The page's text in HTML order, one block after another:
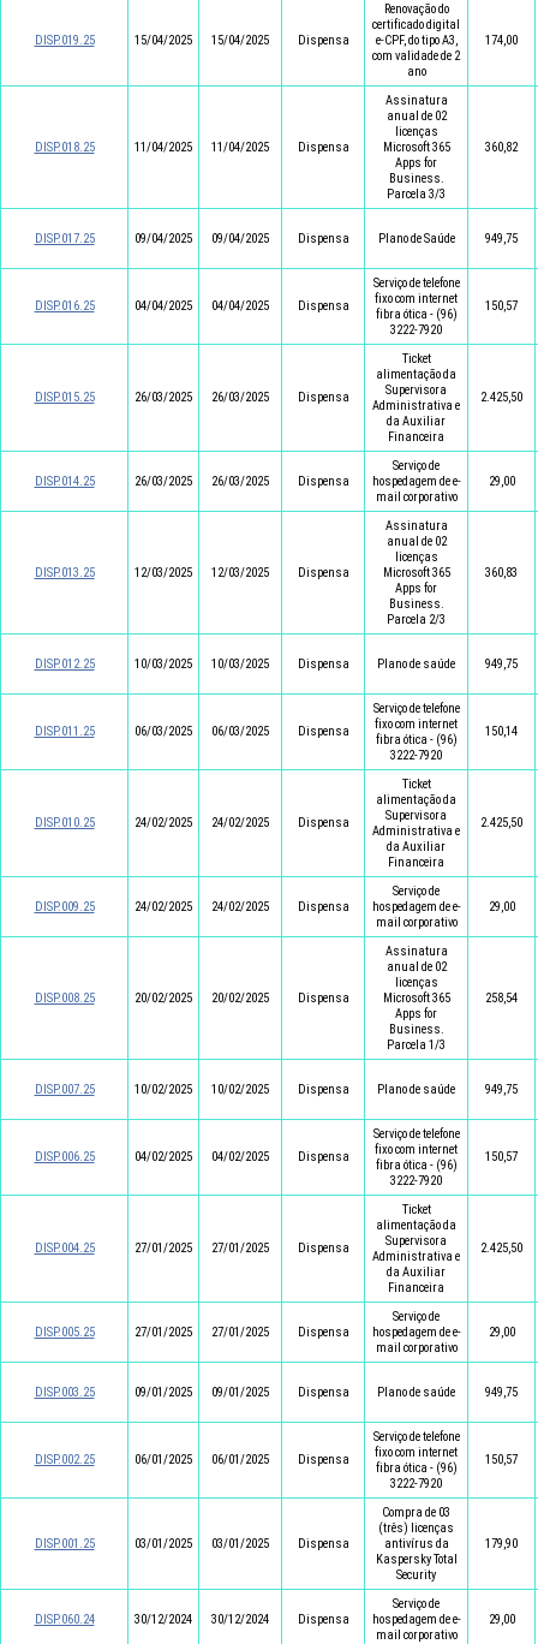
DISP.019.25 15/04/2025 15/04/2025 Dispensa
Renovação do
certificado digital
e-CPF, do tipo A3,
com validade de 2
ano
174,00
DISP.018.25 11/04/2025 11/04/2025 Dispensa
Assinatura
anual de 02
licenças
Microsoft 365
Apps for
Business.
Parcela 3/3
360,82
DISP.017.25 09/04/2025 09/04/2025 Dispensa Plano de Saúde 949,75
DISP.016.25 04/04/2025 04/04/2025 Dispensa
Serviço de telefone
fixo com internet
fibra ótica - (96)
3222-7920
150,57
DISP.015.25 26/03/2025 26/03/2025 Dispensa
Ticket
alimentação da
Supervisora
Administrativa e
da Auxiliar
Financeira
2.425,50
DISP.014.25 26/03/2025 26/03/2025 Dispensa
Serviço de
hospedagem de e-
mail corporativo
29,00
DISP.013.25 12/03/2025 12/03/2025 Dispensa
Assinatura
anual de 02
licenças
Microsoft 365
Apps for
Business.
Parcela 2/3
360,83
DISP.012.25 10/03/2025 10/03/2025 Dispensa Plano de saúde 949,75
DISP.011.25 06/03/2025 06/03/2025 Dispensa
Serviço de telefone
fixo com internet
fibra ótica - (96)
3222-7920
150,14
DISP.010.25 24/02/2025 24/02/2025 Dispensa
Ticket
alimentação da
Supervisora
Administrativa e
da Auxiliar
Financeira
2.425,50
DISP.009.25 24/02/2025 24/02/2025 Dispensa
Serviço de
hospedagem de e-
mail corporativo
29,00
DISP.008.25 20/02/2025 20/02/2025 Dispensa
Assinatura
anual de 02
licenças
Microsoft 365
Apps for
Business.
Parcela 1/3
258,54
DISP.007.25 10/02/2025 10/02/2025 Dispensa Plano de saúde 949,75
DISP.006.25 04/02/2025 04/02/2025 Dispensa
Serviço de telefone
fixo com internet
fibra ótica - (96)
3222-7920
150,57
DISP.004.25 27/01/2025 27/01/2025 Dispensa
Ticket
alimentação da
Supervisora
Administrativa e
da Auxiliar
Financeira
2.425,50
DISP.005.25 27/01/2025 27/01/2025 Dispensa
Serviço de
hospedagem de e-
mail corporativo
29,00
DISP.003.25 09/01/2025 09/01/2025 Dispensa Plano de saúde 949,75
DISP.002.25 06/01/2025 06/01/2025 Dispensa
Serviço de telefone
fixo com internet
fibra ótica - (96)
3222-7920
150,57
DISP.001.25 03/01/2025 03/01/2025 Dispensa
Compra de 03
(três) licenças
antivírus da
Kaspersky Total
Security
179,90
DISP.060.24 30/12/2024 30/12/2024 Dispensa
Serviço de
hospedagem de e-
mail corporativo
29,00